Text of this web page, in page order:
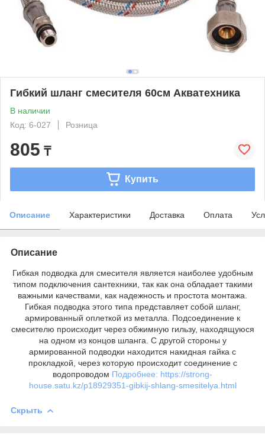
Гибкий шланг смесителя 60см Акватехника
В наличии
Код: 6-027
Розница
805 ₸
Купить
Описание Характеристики Доставка Оплата
Описание
Гибкая подводка для смесителя является наиболее удобным
типом подключения сантехники, так как она обладает такими
важными качествами, как надежность и простота монтажа.
Гибкая подводка этого типа представляет собой шланг,
армированный оплеткой из металла. Подсоединение к
смесителю происходит через обжимную гильзу, находящуюся
на одном из концов шланга. С другой стороны у
армированной подводки находится накидная гайка с
прокладкой, через которую происходит соединение с
водопроводом Подробнее: https://strong-
house.satu.kz/p18929351-gibkij-shlang-smesitelya.html
Скрыть